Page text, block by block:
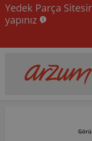
Yedek Parça
yapınız